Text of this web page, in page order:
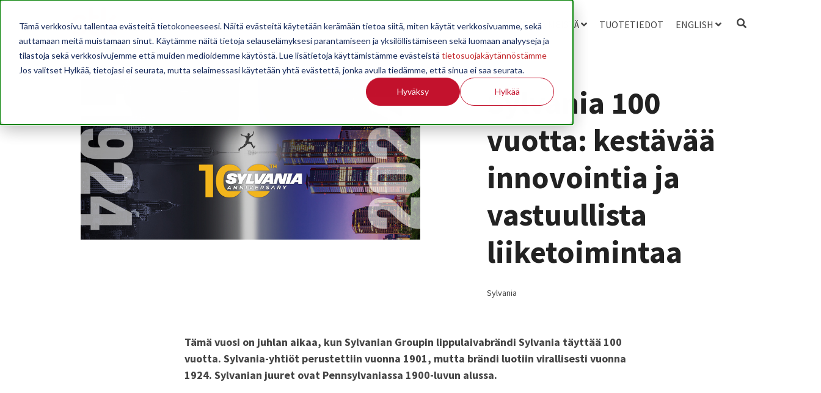
Tämä verkkosivu tallentaa evästeitä tietokoneeseesi. Näitä evästeitä käytetään kerämään tietoa siitä, miten käytät verkkosivuamme, sekä
auttamaan meitä muistamaan sinut. Käytämme näitä tietoja selauselämyksesi parantamiseen ja yksilöllistämiseen sekä luomaan analyyseja ja
tilastoja sekä verkkosivujemme että muiden medioidemme käytöstä. Lue lisätietoja käyttämistämme evästeistä tietosuojakäytännöstämme
Jos valitset Hylkää, tietojasi ei seurata, mutta selaimessasi käytetään yhtä evästettä, jonka avulla tiedämme, että sinua ei saa seurata.
Hyväksy Hylkää
AJANKOHTAISTA OPPILAITOKSILLE JÄSENYYS TILASTOINTI TIETOA MEISTÄ TUOTETIEDOT ENGLISH
Sylvania 100
vuotta: kestävää
innovointia ja
vastuullista
liiketoimintaa
Sylvania
Tämä vuosi on juhlan aikaa, kun Sylvanian Groupin lippulaivabrändi Sylvania täyttää 100
vuotta. Sylvania-yhtiöt perustettiin vuonna 1901, mutta brändi luotiin virallisesti vuonna
1924. Sylvanian juuret ovat Pennsylvaniassa 1900-luvun alussa.